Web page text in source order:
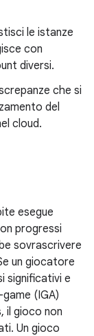
le istanze
con
diversi.
che si
del
cloud.
esegue
progressi
sovrascrivere
un giocatore
significativi e
(IGA)
il gioco non
Un gioco